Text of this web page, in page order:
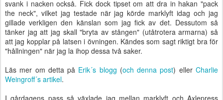
svank i nacken också. Fick dock tipset om att dra in hakan "pack
the neck", vilket jag testade när jag körde marklyft idag och jag
gillade verkligen den känslan som jag fick av det. Dessutom så
tänker jag att jag skall "bryta av stången" (utåtrotera armarna) så
att jag kopplar på latsen i övningen. Kändes som sagt riktigt bra för
"hållningen" när jag la ihop dessa två saker.
Läs mer om detta på Erik´s blogg (och denna post) ellerCharlie
Weingroff´s artikel.
I gårdagens pass så växlade jag mellan marklyft och Axlepress